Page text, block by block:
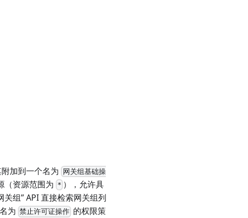
加到一个名为 网关组基础操
（资源范围为 * ），允许具
组” API 直接检索网关组列
为 禁止许可证操作 的权限策